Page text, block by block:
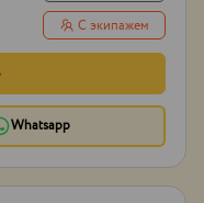
С экипажем
Whatsapp